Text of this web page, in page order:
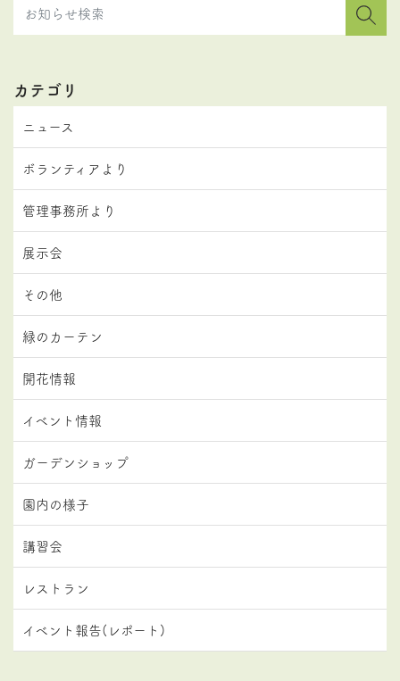
カテゴリ
ニュース
ボランティアより
管理事務所より
展示会
その他
緑のカーテン
開花情報
イベント情報
ガーデンショップ
園内の様子
講習会
レストラン
イベント報告(レポート)